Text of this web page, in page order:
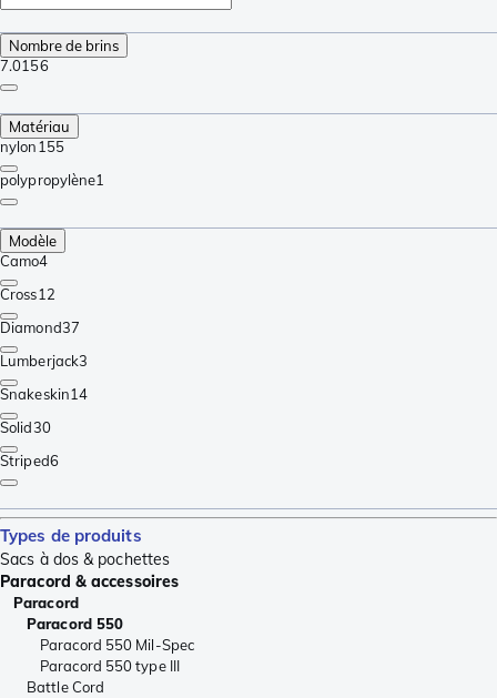
Nombre de brins
7.0156
Matériau
nylon155
polypropylène1
Modèle
Camo4
Cross12
Diamond37
Lumberjack3
Snakeskin14
Solid30
Striped6
Types de produits
Sacs à dos & pochettes
Paracord & accessoires
Paracord
Paracord 550
Paracord 550 Mil-Spec
Paracord 550 type III
Battle Cord